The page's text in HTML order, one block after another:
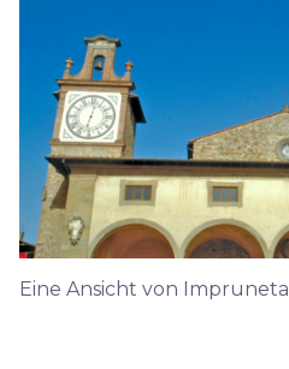
Eine Ansicht von Impruneta